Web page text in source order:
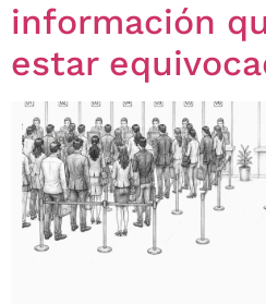
información
estar